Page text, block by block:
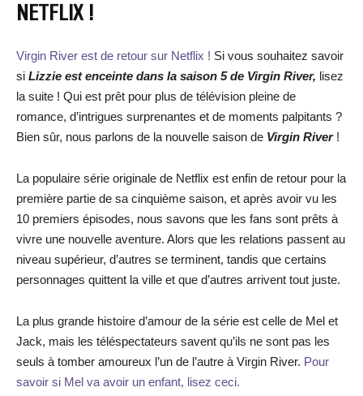
NETFLIX !
Virgin River est de retour sur Netflix ! Si vous souhaitez savoir
si Lizzie est enceinte dans la saison 5 de Virgin River, lisez
la suite ! Qui est prêt pour plus de télévision pleine de
romance, d’intrigues surprenantes et de moments palpitants ?
Bien sûr, nous parlons de la nouvelle saison de Virgin River!
La populaire série originale de Netflix est enfin de retour pour la
première partie de sa cinquième saison, et après avoir vu les
10 premiers épisodes, nous savons que les fans sont prêts à
vivre une nouvelle aventure. Alors que les relations passent au
niveau supérieur, d’autres se terminent, tandis que certains
personnages quittent la ville et que d’autres arrivent tout juste.
La plus grande histoire d’amour de la série est celle de Mel et
Jack, mais les téléspectateurs savent qu’ils ne sont pas les
seuls à tomber amoureux l’un de l’autre à Virgin River. Pour
savoir si Mel va avoir un enfant, lisez ceci.